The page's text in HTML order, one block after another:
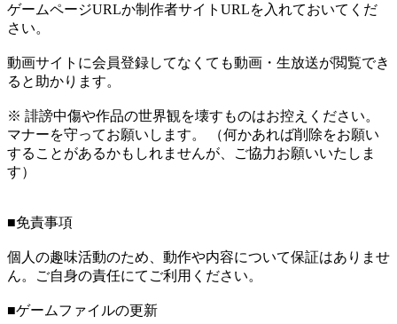
ゲームページURLか制作者サイトURLを入れておいてくだ
さい。
動画サイトに会員登録してなくても動画・生放送が閲覧でき
ると助かります。
※ 誹謗中傷や作品の世界観を壊すものはお控えください。
マナーを守ってお願いします。 （何かあれば削除をお願い
することがあるかもしれませんが、ご協力お願いいたしま
す）
■免責事項
個人の趣味活動のため、動作や内容について保証はありませ
ん。ご自身の責任にてご利用ください。
■ゲームファイルの更新